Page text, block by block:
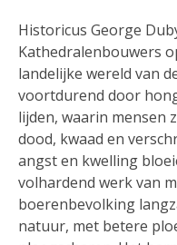
Historicus George
Kathedralenbouwers
landelijke wereld van
voortdurend door
lijden, waarin mensen
dood, kwaad en
angst en kwelling
volhardend werk van
boerenbevolking
natuur, met betere